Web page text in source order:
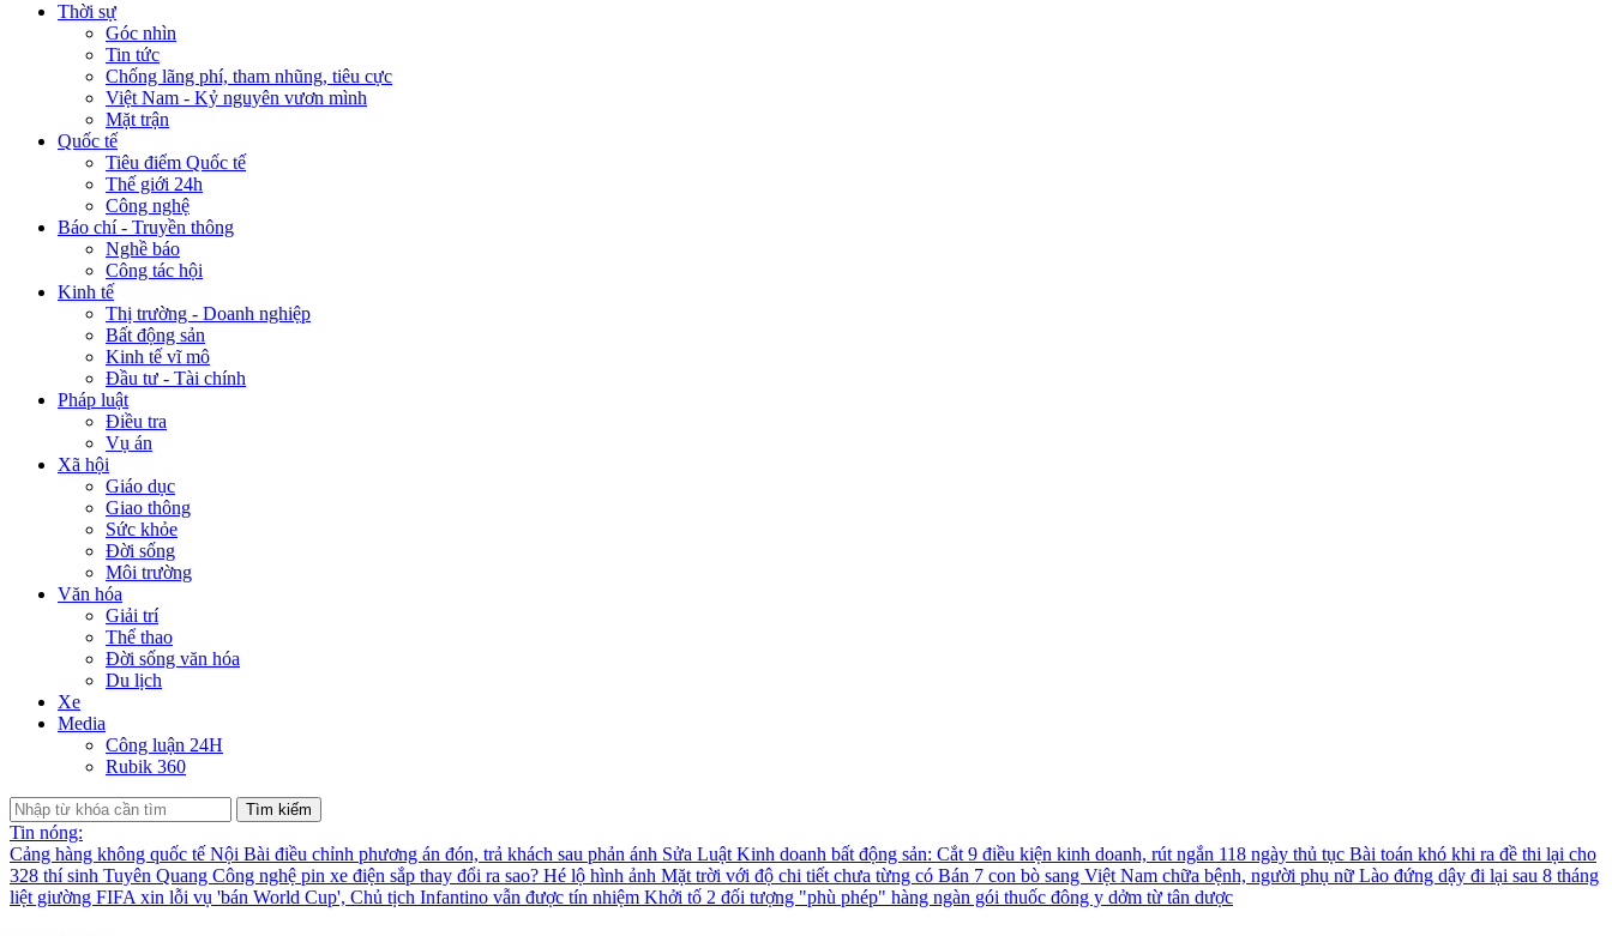
Thời sự
Góc nhìn
Tin tức
Chống lãng phí, tham nhũng, tiêu cực
Việt Nam - Kỷ nguyên vươn mình
Mặt trận
Quốc tế
Tiêu điểm Quốc tế
Thế giới 24h
Công nghệ
Báo chí - Truyền thông
Nghề báo
Công tác hội
Kinh tế
Thị trường - Doanh nghiệp
Bất động sản
Kinh tế vĩ mô
Đầu tư - Tài chính
Pháp luật
Điều tra
Vụ án
Xã hội
Giáo dục
Giao thông
Sức khỏe
Đời sống
Môi trường
Văn hóa
Giải trí
Thể thao
Đời sống văn hóa
Du lịch
Xe
Media
Công luận 24H
Rubik 360
Tìm kiếm
Tin nóng:
Cảng hàng không quốc tế Nội Bài điều chỉnh phương án đón, trả khách sau phản ánh Sửa Luật Kinh doanh bất động sản: Cắt 9 điều kiện kinh doanh, rút ngắn 118 ngày thủ tục Bài toán khó khi ra đề thi lại cho
328 thí sinh Tuyên Quang Công nghệ pin xe điện sắp thay đổi ra sao? Hé lộ hình ảnh Mặt trời với độ chi tiết chưa từng có Bán 7 con bò sang Việt Nam chữa bệnh, người phụ nữ Lào đứng dậy đi lại sau 8 tháng
liệt giường FIFA xin lỗi vụ 'bán World Cup', Chủ tịch Infantino vẫn được tín nhiệm Khởi tố 2 đối tượng "phù phép" hàng ngàn gói thuốc đông y dởm từ tân dược